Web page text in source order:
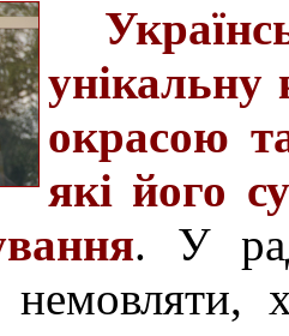
унікальну
окрасою
які його
. У